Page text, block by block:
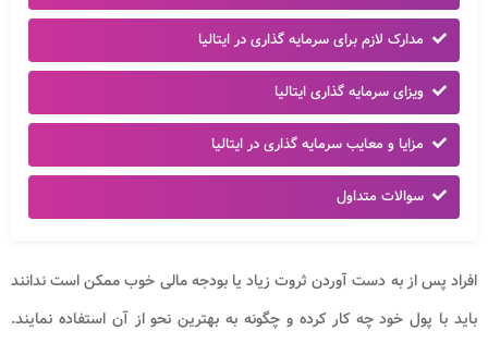
مدارک لازم برای سرمایه گذاری در ایتالیا
ویزای سرمایه گذاری ایتالیا
مزایا و معایب سرمایه گذاری در ایتالیا
سوالات متداول
افراد پس از به دست آوردن ثروت زیاد یا بودجه مالی خوب ممکن است ندانند
باید با پول خود چه کار کرده و چگونه به بهترین نحو از آن استفاده نمایند.